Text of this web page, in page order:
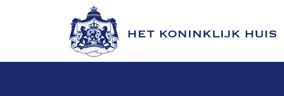
Naar de homepage van Het Koninklijk Huis